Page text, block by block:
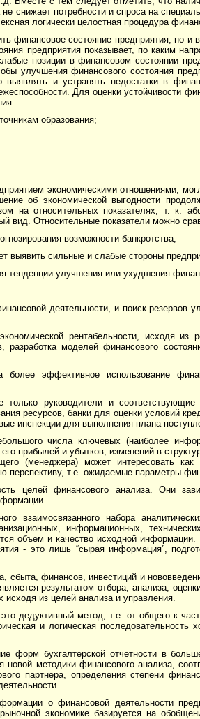
снижает потребности и спроса на
логически целостная процедура
финансовое состояние предприятия, но и
предприятия показывает, по каким
позиции в финансовом состоянии
улучшения финансового состояния
и устранять недостатки в
Для оценки устойчивости
образования;
эконо­мичес­кими отношениями,
об экономической выгодности
на относительных показателях, т. к.
вид. Относительные показатели можно
возмож­ности банкротства;
выявить сильные и сла­бые стороны
улучшения или ухудшения
деятельности, и поиск резервов
рентабельности, исходя из
моделей финансового
более эффективное использование
только руководители и
ре­сурсов, банки для оценки условий
инспекции для выполнения плана
числа ключевых (наиболее
прибылей и убытков, изменений в
(менеджера) может интересовать как
т.е. ожидаемые параметры
целей финансового анализа. Они
взаимосвязанного набора
информационных,
объем и качество исходной
- это лишь “сырая информация”,
финансов, инвестиций и
результатом отбора, анализа,
из целей анализа и управления.
дедуктивный метод, т.е. от общего к
и логическая последовательность
форм бухгалтерской отчетности в
методики финансового анализа,
партнера, определения степени
о финансовой деятельности
экономике базируется на